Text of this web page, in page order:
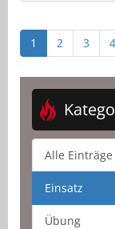
1 2 3 4
Alle Einträge
Einsatz
Übung